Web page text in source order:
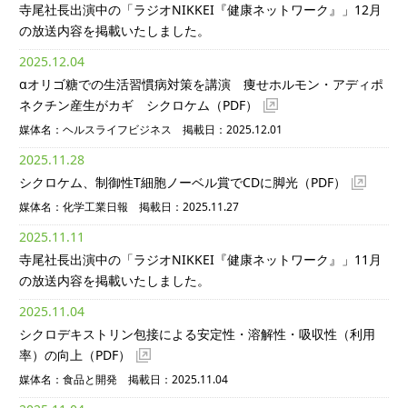
寺尾社長出演中の「ラジオNIKKEI『健康ネットワーク』」12月
の放送内容を掲載いたしました。
2025.12.04
αオリゴ糖での生活習慣病対策を講演 痩せホルモン・アディポ
ネクチン産生がカギ シクロケム （PDF）
媒体名：ヘルスライフビジネス 掲載日：2025.12.01
2025.11.28
シクロケム、制御性T細胞ノーベル賞でCDに脚光 （PDF）
媒体名：化学工業日報 掲載日：2025.11.27
2025.11.11
寺尾社長出演中の「ラジオNIKKEI『健康ネットワーク』」11月
の放送内容を掲載いたしました。
2025.11.04
シクロデキストリン包接による安定性・溶解性・吸収性（利用
率）の向上 （PDF）
媒体名：食品と開発 掲載日：2025.11.04